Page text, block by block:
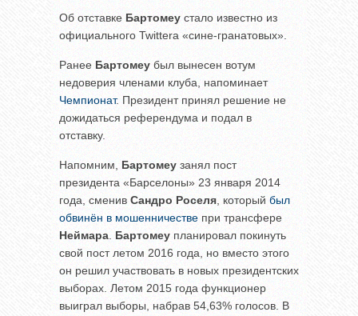
Об отставке Бартомеу стало известно из
официального Twittera «сине-гранатовых».
Ранее Бартомеу был вынесен вотум
недоверия членами клуба, напоминает
Чемпионат. Президент принял решение не
дожидаться референдума и подал в
отставку.
Напомним, Бартомеу занял пост
президента «Барселоны» 23 января 2014
года, сменив Сандро Роселя , который был
обвинён в мошенничестве при трансфере
Неймара Бартомеу планировал покинуть
свой пост летом 2016 года, но вместо этого
он решил участвовать в новых президентских
выборах. Летом 2015 года функционер
выиграл выборы, набрав 54,63% голосов. В